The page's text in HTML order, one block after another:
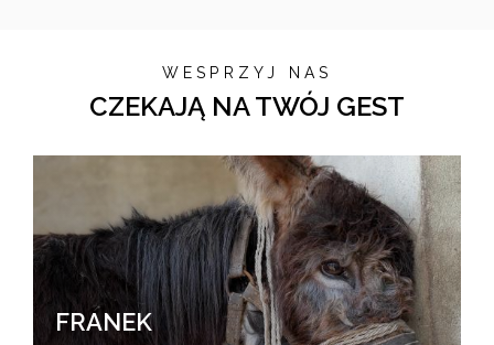
WESPRZYJ NAS
CZEKAJĄ NA TWÓJ GEST
FRANEK